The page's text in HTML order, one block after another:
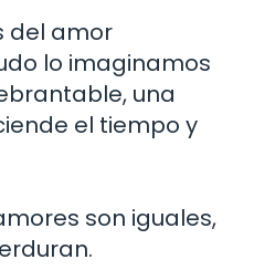
del amor
lo imaginamos
una
el tiempo y
son iguales,